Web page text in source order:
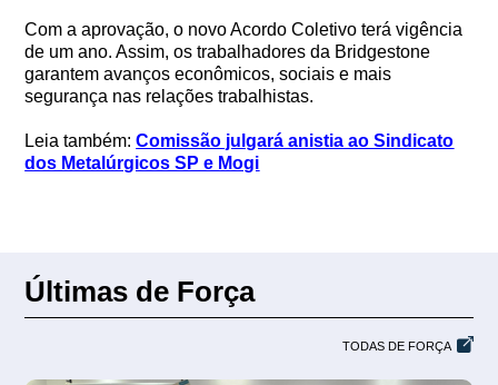
Com a aprovação, o novo Acordo Coletivo terá vigência
de um ano. Assim, os trabalhadores da Bridgestone
garantem avanços econômicos, sociais e mais
segurança nas relações trabalhistas.
Leia também:Comissão julgará anistia ao Sindicato
dos Metalúrgicos SP e Mogi
Últimas de Força
TODAS DE FORÇA